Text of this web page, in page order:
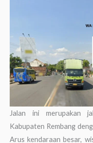
Jalan ini merupakan
Kabupaten Rembang
Arus kendaraan besar,